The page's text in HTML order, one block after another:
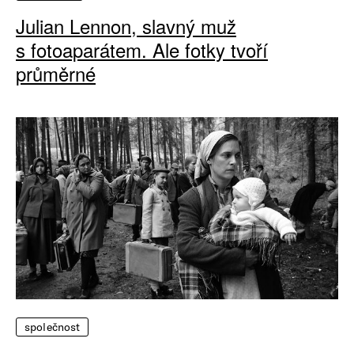
Julian Lennon, slavný muž
s fotoaparátem. Ale fotky tvoří
průměrné
společnost